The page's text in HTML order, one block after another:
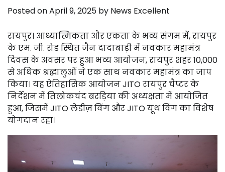
Posted onApril 9, 2025 by News Excellent
रायपुर। आध्यात्मिकता और एकता के भव्य संगम में, रायपुर
के एम. जी. रोड स्थित जैन दादाबाड़ी में नवकार महामंत्र
दिवस के अवसर पर हुआ भव्य आयोजन, रायपुर शहर 10,000
से अधिक श्रद्धालुओं ने एक साथ नवकार महामंत्र का जाप
किया। यह ऐतिहासिक आयोजन JITO रायपुर चैप्टर के
निर्देशन में तिलोकचंद बरड़िया की अध्यक्षता में आयोजित
हुआ, जिसमें JITO लेडीज़ विंग और JITO यूथ विंग का विशेष
योगदान रहा।